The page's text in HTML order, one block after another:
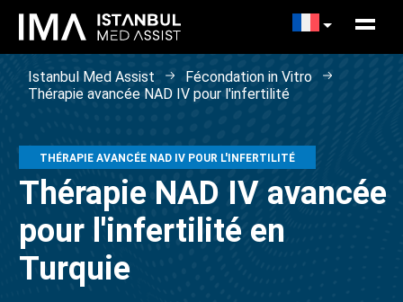
Istanbul Med Assist
Fécondation in Vitro
Thérapie avancée NAD IV pour l'infertilité
THÉRAPIE AVANCÉE NAD IV POUR L'INFERTILITÉ
Thérapie NAD IV avancée
pour l'infertilité en
Turquie